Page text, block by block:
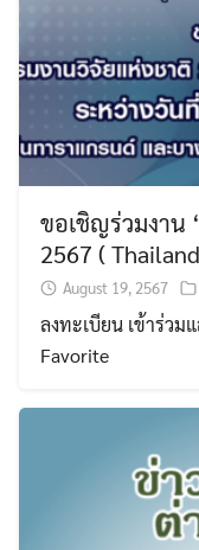
ขอเชิญร่วมงาน
2567 (
August 19, 2567
ลงทะเบียน เข้าร่วม
Favorite